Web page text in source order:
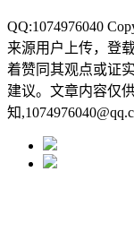
QQ:1074976040
来源用户上传，登
着赞同其观点或证
建议。文章内容仅
知